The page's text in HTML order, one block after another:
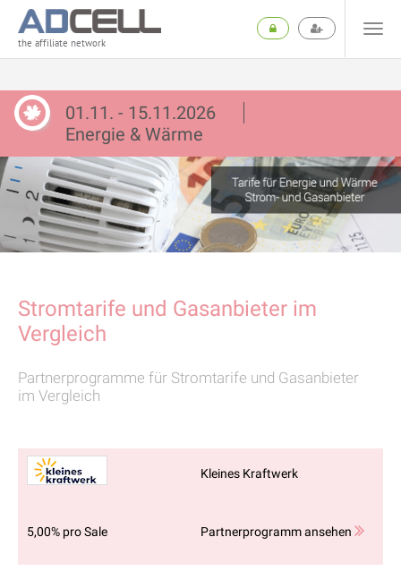
the affiliate network
01.11. - 15.11.2026
Energie & Wärme
Stromtarife und Gasanbieter im
Vergleich
Partnerprogramme für Stromtarife und Gasanbieter
im Vergleich
Kleines Kraftwerk
5,00% pro Sale Partnerprogramm ansehen